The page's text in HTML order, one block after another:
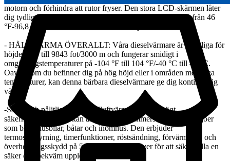
motorn och förhindra att rutor fryser. Den stora LCD-skärmen låter
dig tydligt se värmarens status. Temperaturen kan justeras från 46
°F-96,8 °F/8 °C-36 °C för att möta dina specifika behov.
- HÅLL VARMA ÖVERALLT: Våra dieselvärmare är lämpliga för
höjder upp till 9843 fot/3000 m och fungerar smidigt i
omgivningstemperaturer på -104 °F till 104 °F/-40 °C till 40 °C.
Oavsett om du befinner dig på hög höjd eller i områden med låga
temperaturer, kan denna bärbara dieselvärmare ge dig kontinuerlig
värme.
-Säker och pålitlig: Vår dieselluftvärmare har ett högt
säkerhetssystem och kan användas bekymmersfritt i olika miljöer
som bilar, husbilar, båtar och inomhus. Den erbjuder
termostatstyrning, timerfunktioner, röstsändning, förvärmning och
överhettningsskydd på 518°F/270°C och över för att säkerställa en
säker och bekväm upplevelse hela natten.